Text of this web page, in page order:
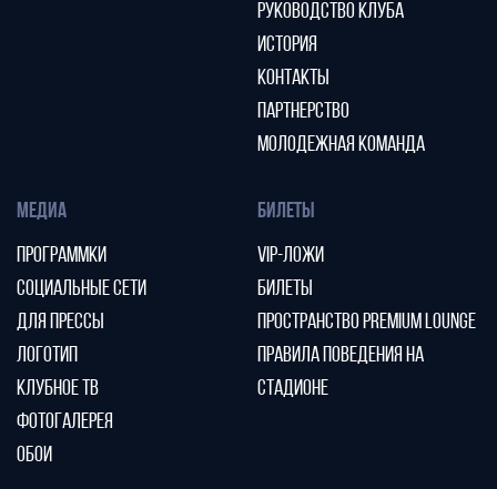
РУКОВОДСТВО КЛУБА
ИСТОРИЯ
КОНТАКТЫ
ПАРТНЕРСТВО
МОЛОДЕЖНАЯ КОМАНДА
МЕДИА
ПРОГРАММКИ
СОЦИАЛЬНЫЕ СЕТИ
ДЛЯ ПРЕССЫ
ЛОГОТИП
КЛУБНОЕ ТВ
ФОТОГАЛЕРЕЯ
ОБОИ
БИЛЕТЫ
VIP-ЛОЖИ
БИЛЕТЫ
ПРОСТРАНСТВО PREMIUM LOUNGE
ПРАВИЛА ПОВЕДЕНИЯ НА
СТАДИОНЕ